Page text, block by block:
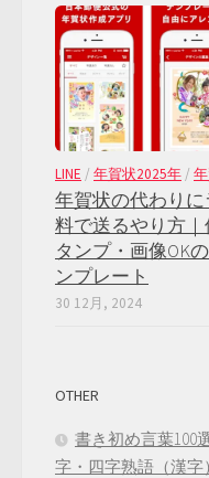
LINE / 年賀状2025年 /
年賀状の代わりに
料で送るやり方
タンプ・画像OK
ンプレート
30 12月, 2024
OTHER
書き初め言葉100
字・四字熟語（漢